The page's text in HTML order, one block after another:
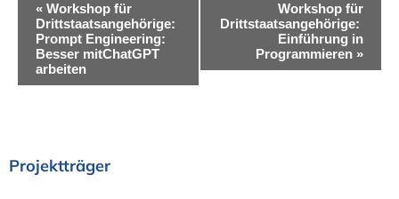
s
« Workshop für
Drittstaatsangehörige:
Prompt Engineering:
Besser mitChatGPT
arbeiten
Workshop für
Drittstaatsangehörige:
Einführung in
Programmieren »
Projektträger